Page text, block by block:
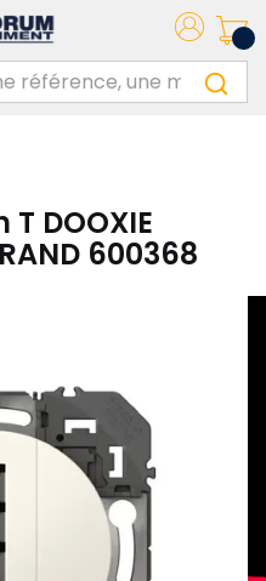
DOOXIE
600368